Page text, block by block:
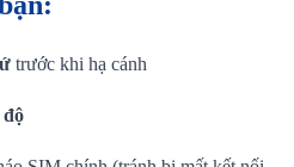
trước khi hạ cánh
độ